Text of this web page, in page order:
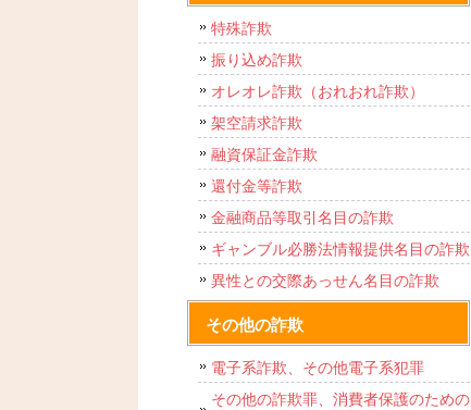
特殊詐欺
振り込め詐欺
オレオレ詐欺（おれおれ詐欺）
架空請求詐欺
融資保証金詐欺
還付金等詐欺
金融商品等取引名目の詐欺
ギャンブル必勝法情報提供名目の詐欺
異性との交際あっせん名目の詐欺
その他の詐欺
電子系詐欺、その他電子系犯罪
その他の詐欺罪、消費者保護のための